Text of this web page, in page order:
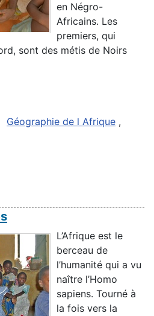
en Négro-
Africains. Les
premiers, qui
sont des métis de Noirs
Géographie de l Afrique ,
L’Afrique est le
berceau de
l’humanité qui a vu
naître l’Homo
sapiens. Tourné à
la fois vers la